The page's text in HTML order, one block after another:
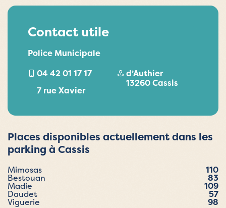
Contact utile
Police Municipale
04 42 01 17 17
7 rue Xavier
d’Authier
13260 Cassis
Places disponibles actuellement dans les
parking à Cassis
Mimosas 110
Bestouan 83
Madie 109
Daudet 57
Viguerie 98